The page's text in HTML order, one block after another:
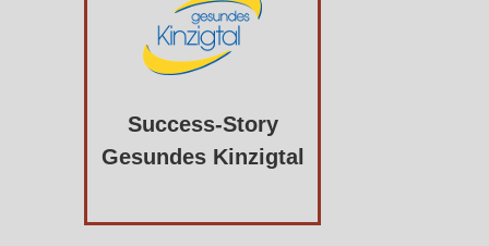
Success-Story
Gesundes Kinzigtal